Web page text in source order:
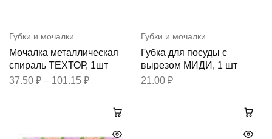
Губки и мочалки
Мочалка металлическая
спираль ТЕХТОР, 1шт
37.50 ₽ – 101.15 ₽
Губки и мочалки
Губка для посуды с
вырезом МИДИ, 1 шт
21.00 ₽